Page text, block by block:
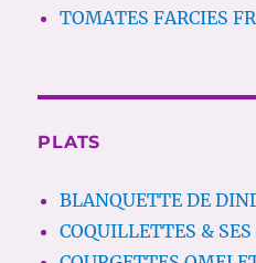
TOMATES FARCIES
PLATS
BLANQUETTE DE
COQUILLETTES &